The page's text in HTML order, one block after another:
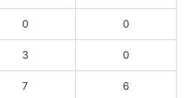
0 0
3 0
7 6